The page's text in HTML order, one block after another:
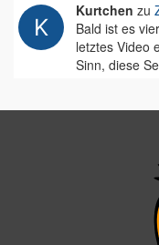
Kurtchen zu
Bald ist es
letztes Video
Sinn, diese